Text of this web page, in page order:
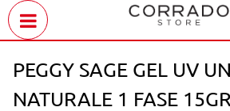
PEGGY SAGE GEL UV
NATURALE 1 FASE